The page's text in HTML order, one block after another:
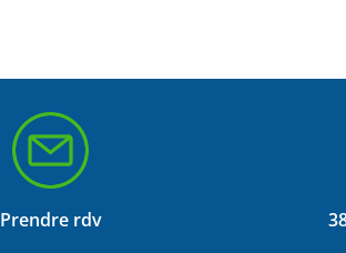
Prendre rdv